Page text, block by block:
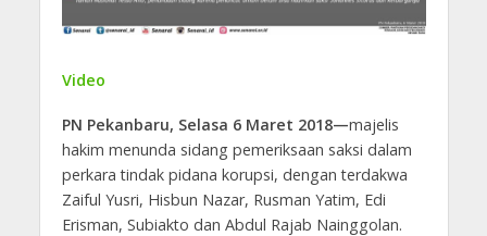
Video
PN Pekanbaru, Selasa 6 Maret 2018—majelis
hakim menunda sidang pemeriksaan saksi dalam
perkara tindak pidana korupsi, dengan terdakwa
Zaiful Yusri, Hisbun Nazar, Rusman Yatim, Edi
Erisman, Subiakto dan Abdul Rajab Nainggolan.